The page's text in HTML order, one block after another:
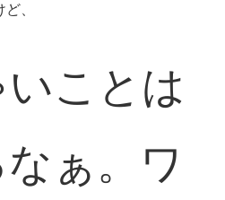
、
ことは
ぁ。ワ